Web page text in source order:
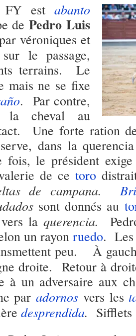
FY est abanto
dePedro Luis
véroniques et
sur le passage,
terrains. Le
mais ne se fixe
. Par contre,
la cheval au
Une forte ration
dans la
fois, le président
de cetoro
de campana.
sont donnés au
vers la querencia.
un rayon ruedo. Les
peu. À
droite. Retour à
à un adversaire aux
par adornos vers les
desprendida.